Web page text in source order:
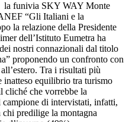
la funivia SKY WAY Monte
“Gli Italiani e la
la relazione della Presidente
dell’Istituto Eumetra ha
nostri connazionali dal titolo
proponendo un confronto con
Tra i risultati più
inatteso equilibrio tra turismo
cliché che vorrebbe la
di intervistati, infatti,
chi predilige la montagna